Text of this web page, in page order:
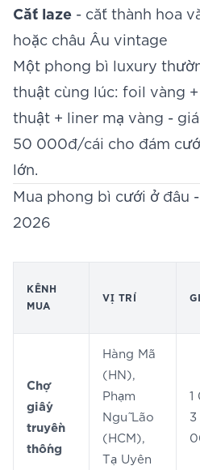
Cắt laze - cắt thành hoa
hoặc châu Âu vintage
Một phong bì luxury
thuật cùng lúc: foil vàng
thuật + liner mạ vàng -
50 000đ/cái cho đám
lớn.
Mua phong bì cưới ở đâu
2026
KÊNH
MUA
VỊ TRÍ
Chợ
giấy
truyền
thống
Hàng Mã
(HN),
Phạm
Ngũ Lão
(HCM),
Tạ Uyên
1
3